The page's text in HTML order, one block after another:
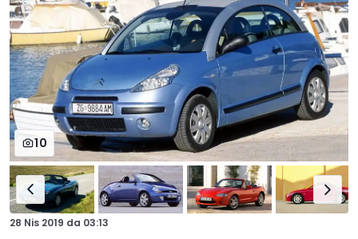
10
28 Nis 2019 da 03:13